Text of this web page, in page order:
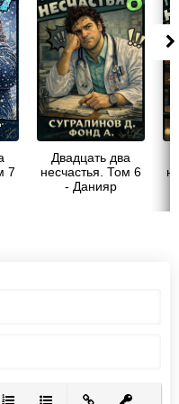
7
Двадцать два
несчастья. Том 6
- Данияр